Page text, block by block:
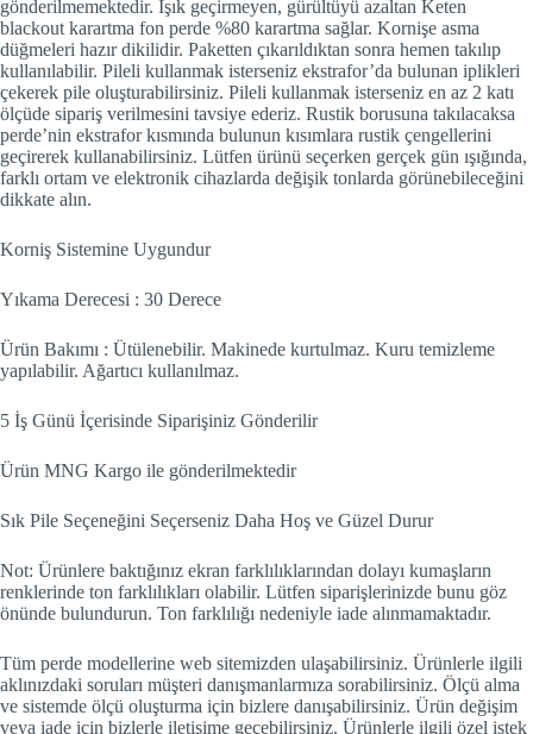
gönderilmemektedir. Işık geçirmeyen, gürültüyü azaltan Keten
blackout karartma fon perde %80 karartma sağlar. Kornişe asma
düğmeleri hazır dikilidir. Paketten çıkarıldıktan sonra hemen takılıp
kullanılabilir. Pileli kullanmak isterseniz ekstrafor’da bulunan iplikleri
çekerek pile oluşturabilirsiniz. Pileli kullanmak isterseniz en az 2 katı
ölçüde sipariş verilmesini tavsiye ederiz. Rustik borusuna takılacaksa
perde’nin ekstrafor kısmında bulunun kısımlara rustik çengellerini
geçirerek kullanabilirsiniz. Lütfen ürünü seçerken gerçek gün ışığında,
farklı ortam ve elektronik cihazlarda değişik tonlarda görünebileceğini
dikkate alın.
Korniş Sistemine Uygundur
Yıkama Derecesi : 30 Derece
Ürün Bakımı : Ütülenebilir. Makinede kurtulmaz. Kuru temizleme
yapılabilir. Ağartıcı kullanılmaz.
5 İş Günü İçerisinde Siparişiniz Gönderilir
Ürün MNG Kargo ile gönderilmektedir
Sık Pile Seçeneğini Seçerseniz Daha Hoş ve Güzel Durur
Not: Ürünlere baktığınız ekran farklılıklarından dolayı kumaşların
renklerinde ton farklılıkları olabilir. Lütfen siparişlerinizde bunu göz
önünde bulundurun. Ton farklılığı nedeniyle iade alınmamaktadır.
Tüm perde modellerine web sitemizden ulaşabilirsiniz. Ürünlerle ilgili
aklınızdaki soruları müşteri danışmanlarmıza sorabilirsiniz. Ölçü alma
ve sistemde ölçü oluşturma için bizlere danışabilirsiniz. Ürün değişim
veya iade için bizlerle iletişime geçebilirsiniz. Ürünlerle ilgili özel istek